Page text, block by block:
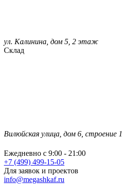
ул. Калинина, дом 5, 2 этаж
Склад
Вилюйская улица, дом 6, строение 1
Ежедневно с 9:00 - 21:00
+7 (499) 499-15-05
Для заявок и проектов
info@megashkaf.ru